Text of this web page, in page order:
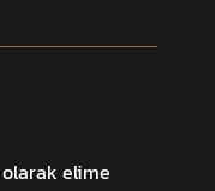
elime